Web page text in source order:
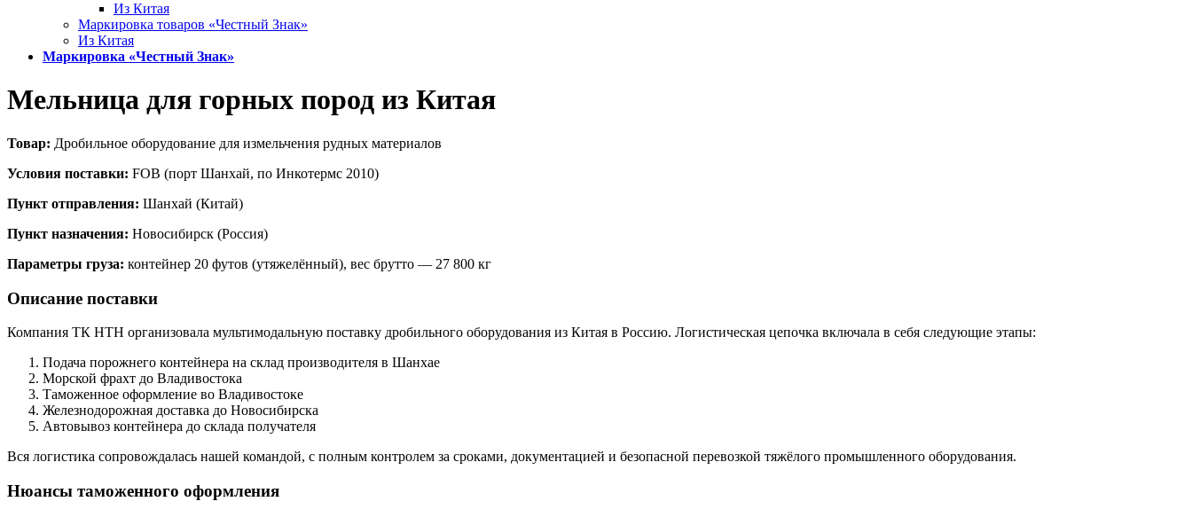
Из Китая
Маркировка товаров «Честный Знак»
Из Китая
Маркировка «Честный Знак»
Мельница для горных пород из Китая
Товар: Дробильное оборудование для измельчения рудных материалов
Условия поставки: FOB (порт Шанхай, по Инкотермс 2010)
Пункт отправления: Шанхай (Китай)
Пункт назначения: Новосибирск (Россия)
Параметры груза: контейнер 20 футов (утяжелённый), вес брутто — 27 800 кг
Описание поставки
Компания ТК НТН организовала мультимодальную поставку дробильного оборудования из Китая в Россию. Логистическая цепочка включала в себя следующие этапы:
Подача порожнего контейнера на склад производителя в Шанхае
Морской фрахт до Владивостока
Таможенное оформление во Владивостоке
Железнодорожная доставка до Новосибирска
Автовывоз контейнера до склада получателя
Вся логистика сопровождалась нашей командой, с полным контролем за сроками, документацией и безопасной перевозкой тяжёлого промышленного оборудования.
Нюансы таможенного оформления